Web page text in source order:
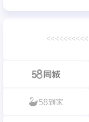
<<<<<<<<<<